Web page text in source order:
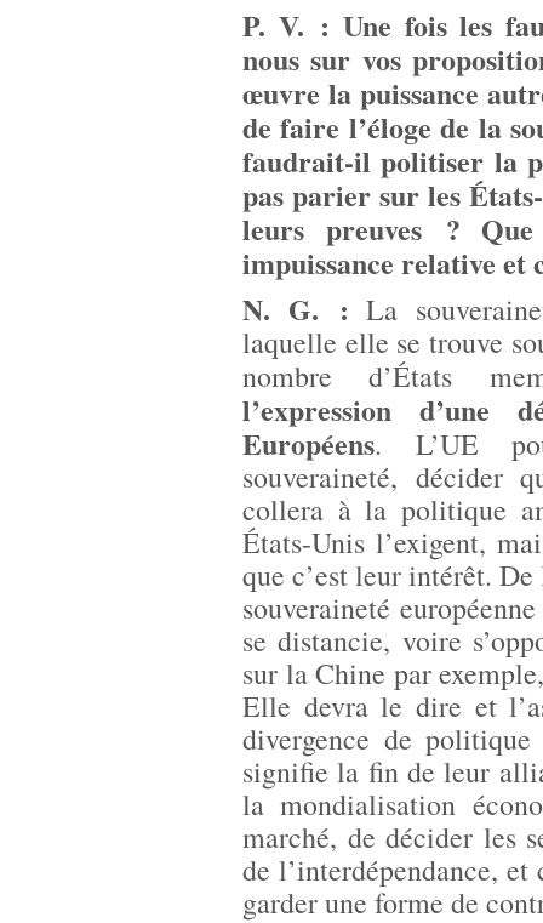
P. V. : Une fois les
nous sur vos
œuvre la puissance
de faire l’éloge de la
faudrait-il politiser la
pas parier sur les
leurs preuves ?
impuissance relative et
N. G. : La
laquelle elle se trouve
nombre d’États
l’expression d’une
Européens. L’UE
souveraineté, décider
collera à la politique
États-Unis l’exigent,
que c’est leur intérêt.
souveraineté
se distancie, voire
sur la Chine par
Elle devra le dire et
divergence de
signifie la fin de leur
la mondialisation
marché, de décider les
de l’interdépendance,
garder une forme de